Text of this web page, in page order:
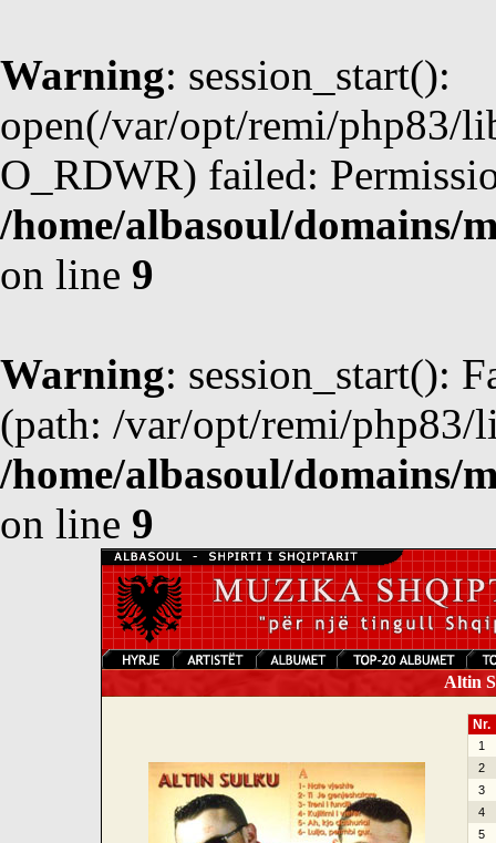
Warning: session_start():
open(/var/opt/remi/php83/
O_RDWR) failed:
/home/albasoul/domains/
on line 9
Warning: session_start():
(path: /var/opt/remi/php83/
/home/albasoul/domains/
on line 9
Altin
Nr.
1
2
3
4
5